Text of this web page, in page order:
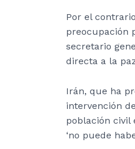
Por el
preocupación
secretario
directa a la
Irán, que ha
intervención
población civil
‘no puede